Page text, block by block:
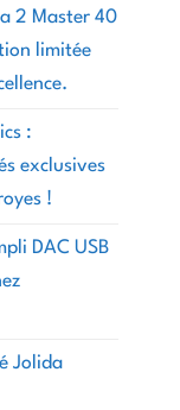
2 Master 40
limitée
:
exclusives
!
DAC USB
Jolida